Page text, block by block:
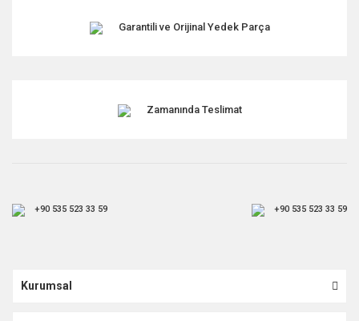
Garantili ve Orijinal Yedek Parça
Zamanında Teslimat
+90 535 523 33 59 +90 535 523 33 59
Kurumsal